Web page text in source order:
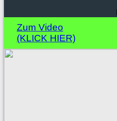
Zum Video
(KLICK HIER)